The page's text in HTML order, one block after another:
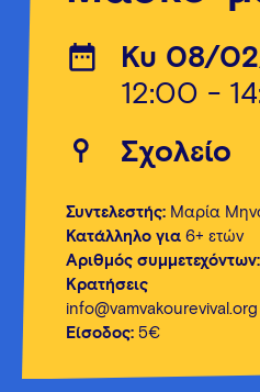
Κυ 08/
12:00 -
Σχολείο
Συντελεστής: Μαρία
Κατάλληλο για 6+ ετών
Αριθμός συμμετεχόντων:
Κρατήσεις
info@vamvakourevival.org
Είσοδος: 5€